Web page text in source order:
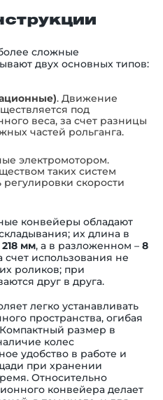
сложные
двух основных типов:
. Движение
под
веса, за счет разницы
частей рольганга.
электромотором.
таких систем
скорости
конвейеры обладают
их длина в
218 мм, а в разложенном – 8
счет использования не
роликов; при
друг в друга.
легко устанавливать
пространства, огибая
размер в
колес
удобство в работе и
при хранении
Относительно
конвейера делает